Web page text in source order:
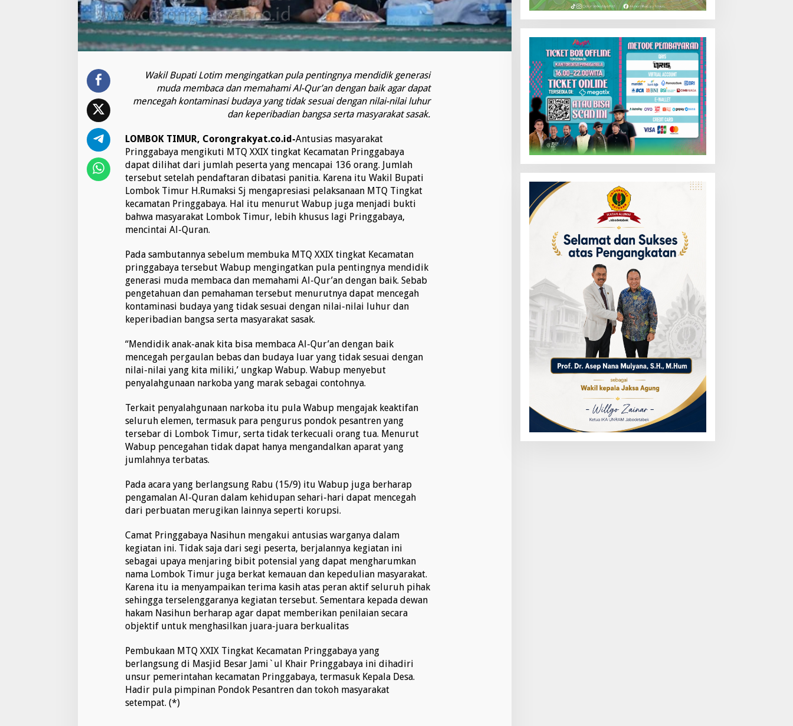
A
l
-
Q
u
a
n
d
P
a
h
a
m
i
a
k
n
n
a
Wakil Bupati Lotim mengingatkan pula pentingnya mendidik generasi
muda membaca dan memahami Al-Qur’an dengan baik agar dapat
mencegah kontaminasi budaya yang tidak sesuai dengan nilai-nilai luhur
dan keperibadian bangsa serta masyarakat sasak.
LOMBOK TIMUR, Corongrakyat.co.id-Antusias masyarakat
Pringgabaya mengikuti MTQ XXIX tingkat Kecamatan Pringgabaya
dapat dilihat dari jumlah peserta yang mencapai 136 orang. Jumlah
tersebut setelah pendaftaran dibatasi panitia. Karena itu Wakil Bupati
Lombok Timur H.Rumaksi Sj mengapresiasi pelaksanaan MTQ Tingkat
kecamatan Pringgabaya. Hal itu menurut Wabup juga menjadi bukti
bahwa masyarakat Lombok Timur, lebih khusus lagi Pringgabaya,
mencintai Al-Quran.
Pada sambutannya sebelum membuka MTQ XXIX tingkat Kecamatan
pringgabaya tersebut Wabup mengingatkan pula pentingnya mendidik
generasi muda membaca dan memahami Al-Qur’an dengan baik. Sebab
pengetahuan dan pemahaman tersebut menurutnya dapat mencegah
kontaminasi budaya yang tidak sesuai dengan nilai-nilai luhur dan
keperibadian bangsa serta masyarakat sasak.
“Mendidik anak-anak kita bisa membaca Al-Qur’an dengan baik
mencegah pergaulan bebas dan budaya luar yang tidak sesuai dengan
nilai-nilai yang kita miliki,’ ungkap Wabup. Wabup menyebut
penyalahgunaan narkoba yang marak sebagai contohnya.
Terkait penyalahgunaan narkoba itu pula Wabup mengajak keaktifan
seluruh elemen, termasuk para pengurus pondok pesantren yang
tersebar di Lombok Timur, serta tidak terkecuali orang tua. Menurut
Wabup pencegahan tidak dapat hanya mengandalkan aparat yang
jumlahnya terbatas.
Pada acara yang berlangsung Rabu (15/9) itu Wabup juga berharap
pengamalan Al-Quran dalam kehidupan sehari-hari dapat mencegah
dari perbuatan merugikan lainnya seperti korupsi.
Camat Pringgabaya Nasihun mengakui antusias warganya dalam
kegiatan ini. Tidak saja dari segi peserta, berjalannya kegiatan ini
sebagai upaya menjaring bibit potensial yang dapat mengharumkan
nama Lombok Timur juga berkat kemauan dan kepedulian masyarakat.
Karena itu ia menyampaikan terima kasih atas peran aktif seluruh pihak
sehingga terselenggaranya kegiatan tersebut. Sementara kepada dewan
hakam Nasihun berharap agar dapat memberikan penilaian secara
objektif untuk menghasilkan juara-juara berkualitas
Pembukaan MTQ XXIX Tingkat Kecamatan Pringgabaya yang
berlangsung di Masjid Besar Jami`ul Khair Pringgabaya ini dihadiri
unsur pemerintahan kecamatan Pringgabaya, termasuk Kepala Desa.
Hadir pula pimpinan Pondok Pesantren dan tokoh masyarakat
setempat. (*)